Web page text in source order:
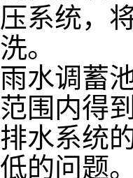
压系统，
洗。
雨水调蓄
范围内得
排水系统
低的问题